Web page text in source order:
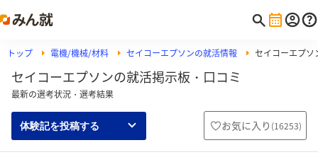
トップ 電機/機械/材料 セイコーエプソンの就活情報 セイコーエプソ
セイコーエプソンの就活掲示板・口コミ
最新の選考状況・選考結果
体験記を投稿する お気に入り (16253)